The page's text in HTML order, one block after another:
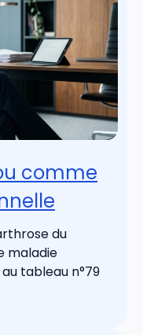
comme
du
maladie
tableau n°79